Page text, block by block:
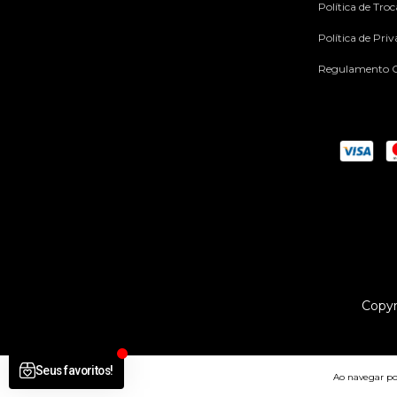
Ao navegar
Política de
Política de
Regulamento